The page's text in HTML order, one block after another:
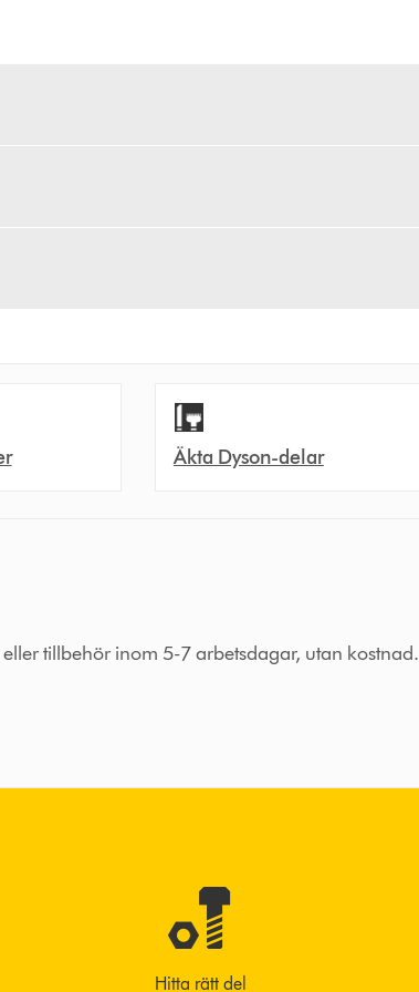
Äkta Dyson-delar
tillbehör inom 5-7 arbetsdagar, utan kostnad.
Hitta rätt del